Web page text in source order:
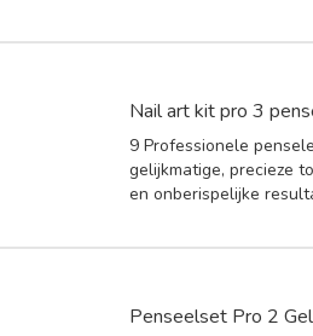
Nail art kit pro 3
9 Professionele
gelijkmatige, precieze
en onberispelijke
Penseelset Pro 2